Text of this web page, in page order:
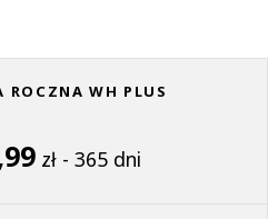
ROCZNA WH PLUS
zł - 365 dni